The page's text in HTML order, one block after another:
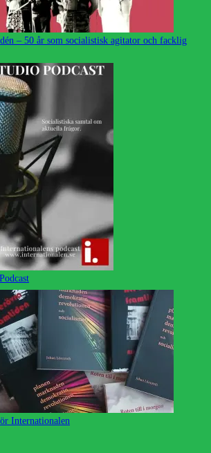
– 50 år som socialistisk agitator och facklig
Internationalen